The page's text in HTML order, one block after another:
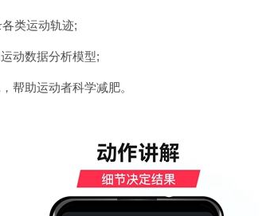
类运动轨迹;
动数据分析模型;
帮助运动者科学减肥。